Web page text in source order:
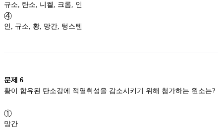
규소, 탄소, 니켈, 크롬, 인
④
인, 규소, 황, 망간, 텅스텐
문제 6
황이 함유된 탄소강에 적열취성을 감소시키기 위해 첨가하는 원소는?
①
망간